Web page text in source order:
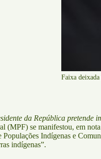
Faixa
da República pretende
(MPF) se manifestou, em
Populações Indígenas e
indígenas”.